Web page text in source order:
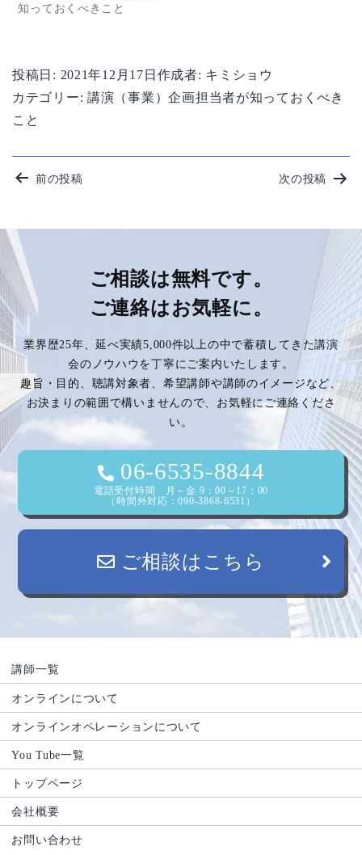
知っておくべきこと
投稿日: 2021年12月17日 作成者: キミショウ
カテゴリー:講演（事業）企画担当者が知っておくべき
こと
投
ナ
ビ
ゲ
ー
シ
ョ
ン
前の投稿 次の投稿
ご相談は無料です。
ご連絡はお気軽に。
業界歴25年、延べ実績5,000件以上の中で蓄積してきた講演
会のノウハウを丁寧にご案内いたします。
趣旨・目的、聴講対象者、希望講師や講師のイメージなど、
お決まりの範囲で構いませんので、お気軽にご連絡くださ
い。
06-6535-8844
電話受付時間 月～金 9：00～17：00
（時間外対応：090-3868-6531）
ご相談はこちら
講師一覧
オンラインについて
オンラインオペレーションについて
You Tube一覧
トップページ
会社概要
お問い合わせ